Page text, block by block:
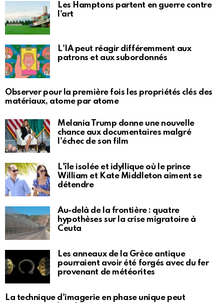
Les Hamptons partent en guerre contre
l'art
L'IA peut réagir différemment aux
patrons et aux subordonnés
Observer pour la première fois les propriétés clés des
matériaux, atome par atome
Melania Trump donne une nouvelle
chance aux documentaires malgré
l'échec de son film
L'île isolée et idyllique où le prince
William et Kate Middleton aiment se
détendre
Au-delà de la frontière : quatre
hypothèses sur la crise migratoire à
Ceuta
Les anneaux de la Grèce antique
pourraient avoir été forgés avec du fer
provenant de météorites
La technique d'imagerie en phase unique peut